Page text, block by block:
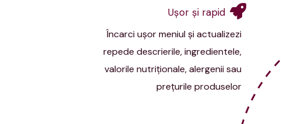
Uşor şi rapid
Încarci uşor meniul şi actualizezi
repede descrierile, ingredientele,
valorile nutriționale, alergenii sau
preţurile produselor